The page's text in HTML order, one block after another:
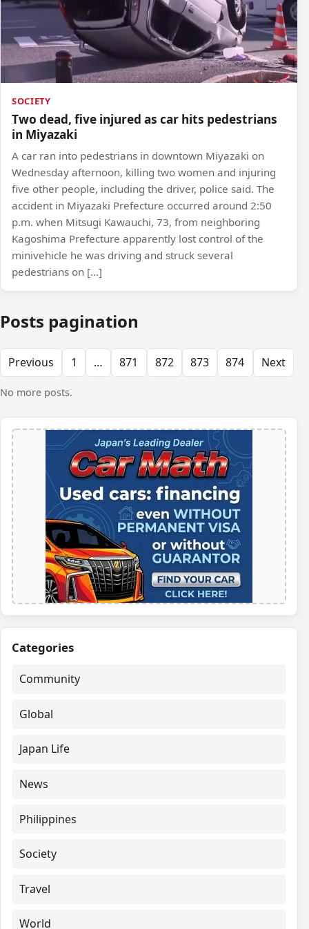
SOCIETY
Two dead, five injured as car hits pedestrians
in Miyazaki
A car ran into pedestrians in downtown Miyazaki on
Wednesday afternoon, killing two women and injuring
five other people, including the driver, police said. The
accident in Miyazaki Prefecture occurred around 2:50
p.m. when Mitsugi Kawauchi, 73, from neighboring
Kagoshima Prefecture apparently lost control of the
minivehicle he was driving and struck several
pedestrians on […]
Posts pagination
Previous 1 … 871 872 873 874 Next
No more posts.
Categories
Community
Global
Japan Life
News
Philippines
Society
Travel
World